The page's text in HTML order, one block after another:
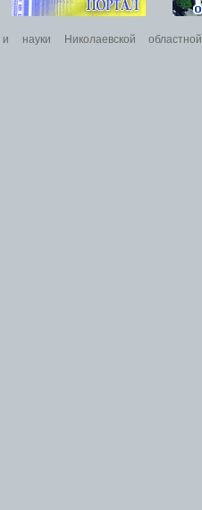
Николаевской областной